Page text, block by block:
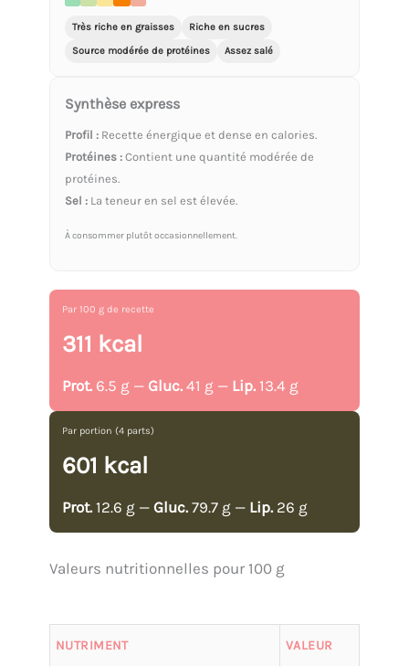
Très riche en graisses
Riche en sucres
Source modérée de protéines
Assez salé
Synthèse express
Profil : Recette énergique et dense en calories.
Protéines : Contient une quantité modérée de
protéines.
Sel : La teneur en sel est élevée.
À consommer plutôt occasionnellement.
Par 100 g de recette
311 kcal
Prot. 6.5 g — Gluc. 41 g — Lip. 13.4 g
Par portion (4 parts)
601 kcal
Prot. 12.6 g — Gluc. 79.7 g — Lip. 26 g
Valeurs nutritionnelles pour 100 g
NUTRIMENT VALEUR